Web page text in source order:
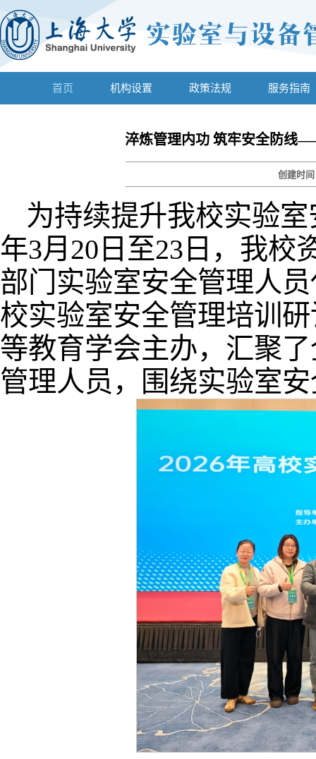
首页 机构设置 政策法规 服务指南
淬炼管理内功 筑牢安全防线
创建时
为持续提升我校实验
年3月20日至23日，我校
部门实验室安全管理人
校实验室安全管理培训
等教育学会主办，汇聚
管理人员，围绕实验室